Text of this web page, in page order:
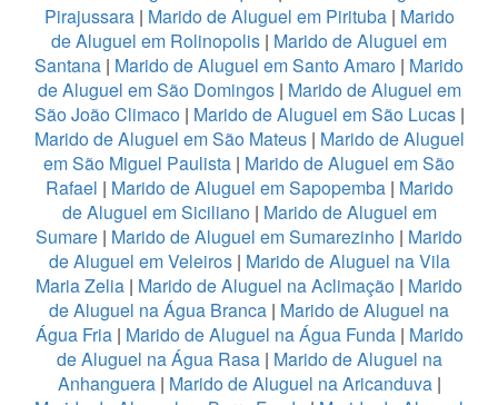
Pirajussara| Marido de Aluguel em Pirituba| Marido
de Aluguel em Rolinopolis | Marido de Aluguel em
Santana | Marido de Aluguel em Santo Amaro | Marido
de Aluguel em São Domingos| Marido de Aluguel em
São João Climaco| Marido de Aluguel em São Lucas|
Marido de Aluguel em São Mateus | Marido de Aluguel
em São Miguel Paulista | Marido de Aluguel em São
Rafael | Marido de Aluguel em Sapopemba | Marido
de Aluguel em Siciliano| Marido de Aluguel em
Sumare | Marido de Aluguel em Sumarezinho | Marido
de Aluguel em Veleiros| Marido de Aluguel na Vila
Maria Zelia | Marido de Aluguel na Aclimação | Marido
de Aluguel na Água Branca | Marido de Aluguel na
Água Fria| Marido de Aluguel na Água Funda| Marido
de Aluguel na Água Rasa | Marido de Aluguel na
Anhanguera| Marido de Aluguel na Aricanduva|